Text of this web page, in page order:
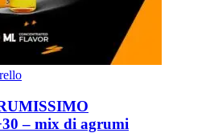
– mix di agrumi